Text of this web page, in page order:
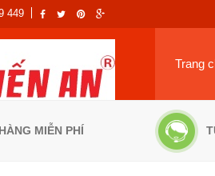
449
Trang
MIỄN PHÍ